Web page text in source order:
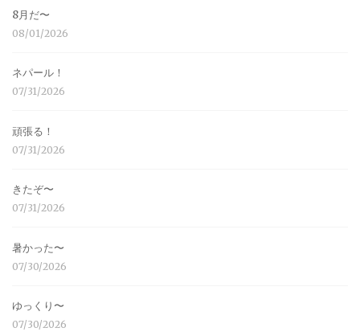
8月だ〜
08/01/2026
ネパール！
07/31/2026
頑張る！
07/31/2026
きたぞ〜
07/31/2026
暑かった〜
07/30/2026
ゆっくり〜
07/30/2026